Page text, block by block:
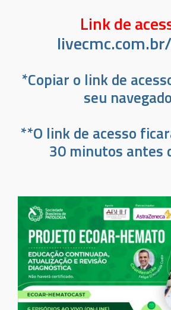
Link de
*Copiar o link de
seu
**O link de acesso
30 minutos antes